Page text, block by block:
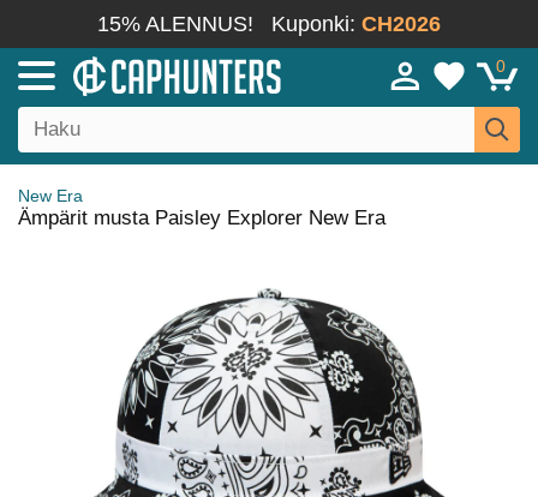
15% ALENNUS! Kuponki: CH2026
0
New Era
Ämpärit musta Paisley Explorer New Era